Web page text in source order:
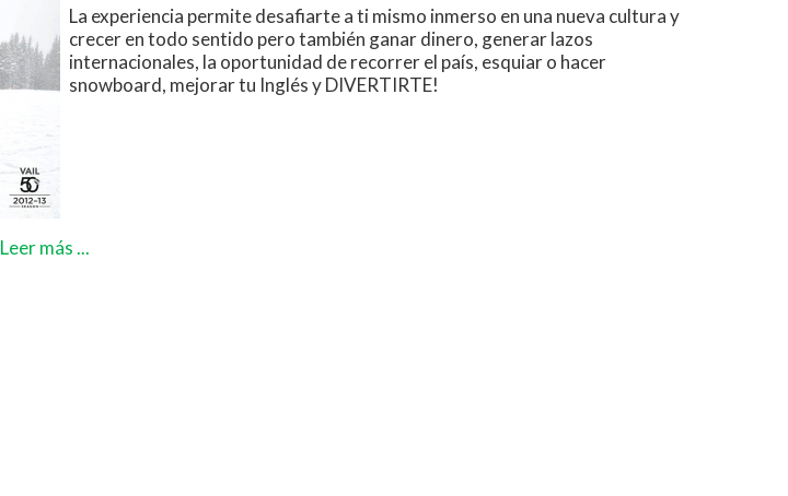
La experiencia permite desafiarte a ti mismo inmerso en una nueva cultura y
crecer en todo sentido pero también ganar dinero, generar lazos
internacionales, la oportunidad de recorrer el país, esquiar o hacer
snowboard, mejorar tu Inglés y DIVERTIRTE!
Leer más ...